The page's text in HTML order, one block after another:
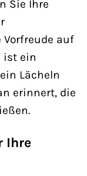
Sie Ihre
auf
ist ein
Lächeln
erinnert, die
Ihre